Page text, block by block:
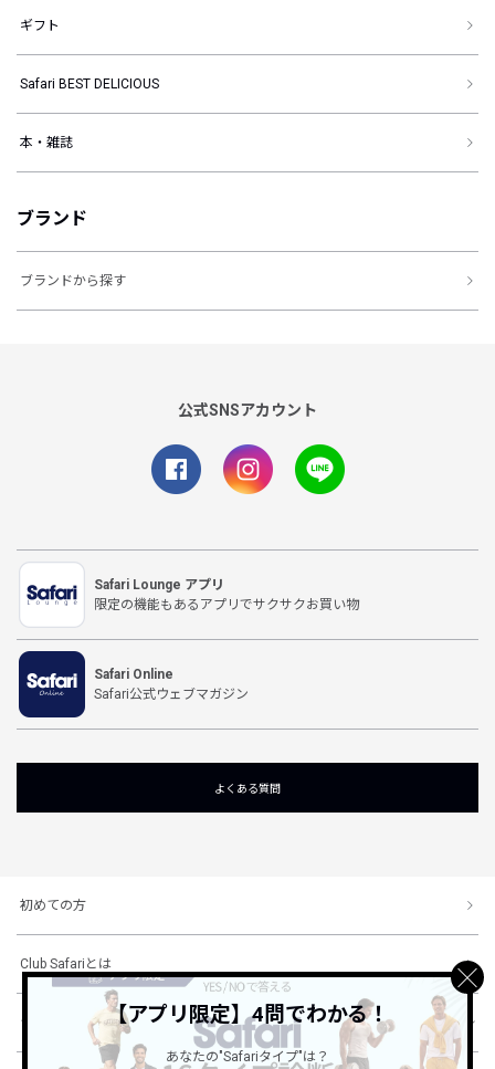
ギフト
Safari BEST DELICIOUS
本・雑誌
ブランド
ブランドから探す
公式SNSアカウント
Safari Lounge アプリ
限定の機能もあるアプリでサクサクお買い物
Safari Online
Safari公式ウェブマガジン
よくある質問
初めての方
Club Safariとは
ショッピングガイド【アプリ限定】4問でわかる！
あなたの"Safariタイプ"は？